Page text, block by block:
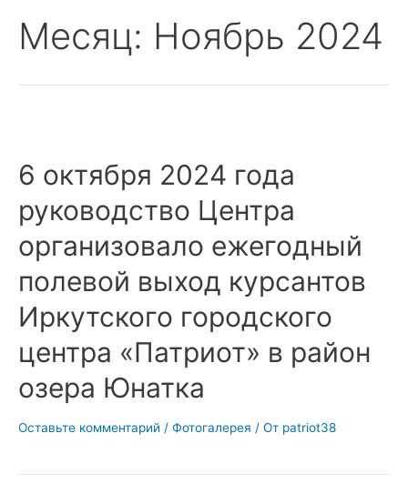
Месяц: Ноябрь 2024
6 октября 2024 года
руководство Центра
организовало ежегодный
полевой выход курсантов
Иркутского городского
центра «Патриот» в район
озера Юнатка
Оставьте комментарий / Фотогалерея / От patriot38